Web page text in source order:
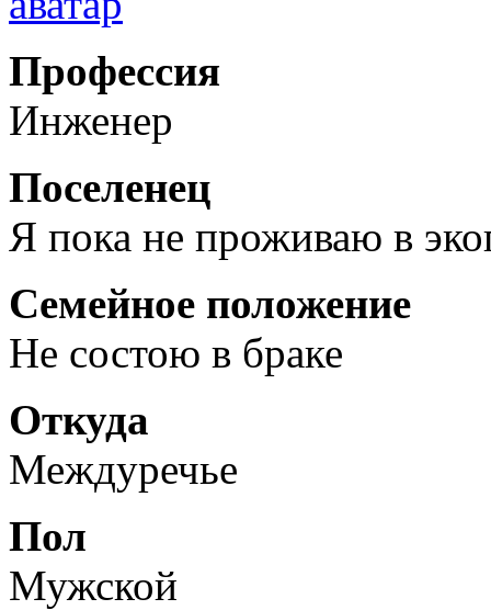
Профессия
Инженер
Поселенец
Я пока не проживаю в
Семейное положение
Не состою в браке
Откуда
Междуречье
Пол
Мужской